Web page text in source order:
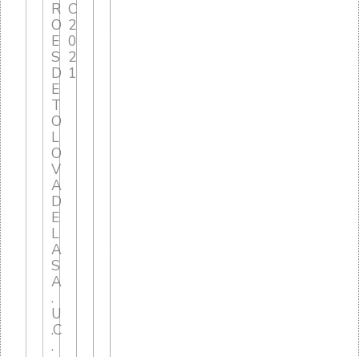
R
O
E
S
D
E
T
O
L
O
V
A
D
E
L
A
S
A
.
U
.C
.
C
2
0
2
1